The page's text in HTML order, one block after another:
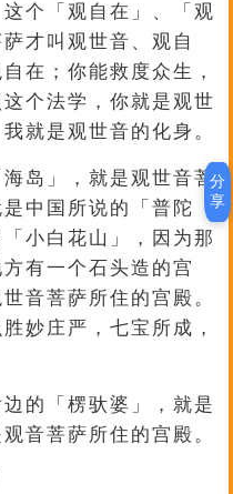
个「观自在」、「观
才叫观世音、观自
在；你能救度众生，
个法学，你就是观世
就是观世音的化身。
海岛」，就是观世音菩
中国所说的「普陀
小白花山」，因为那
有一个石头造的宫
音菩萨所住的宫殿。
妙庄严，七宝所成，
的「楞驮婆」，就是
音菩萨所住的宫殿。
分
享